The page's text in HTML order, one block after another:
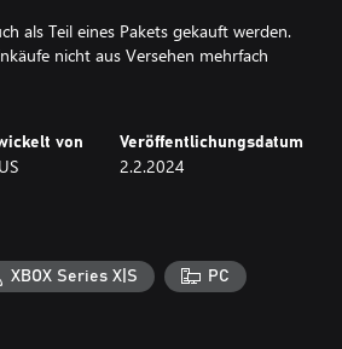
als Teil eines Pakets gekauft werden.
nicht aus Versehen mehrfach
von Veröffentlichungsdatum
2.2.2024
XBOX Series X|S PC